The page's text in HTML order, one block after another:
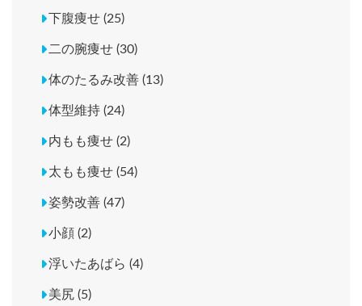
下腹痩せ (25)
二の腕痩せ (30)
体のたるみ改善 (13)
体型維持 (24)
内もも痩せ (2)
太もも痩せ (54)
姿勢改善 (47)
小顔 (2)
浮いたあばら (4)
美尻 (5)